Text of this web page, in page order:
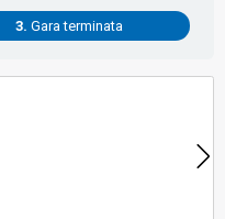
Gara terminata